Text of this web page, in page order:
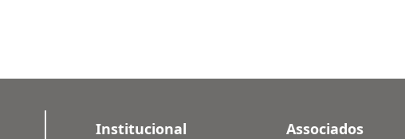
Institucional
Associados